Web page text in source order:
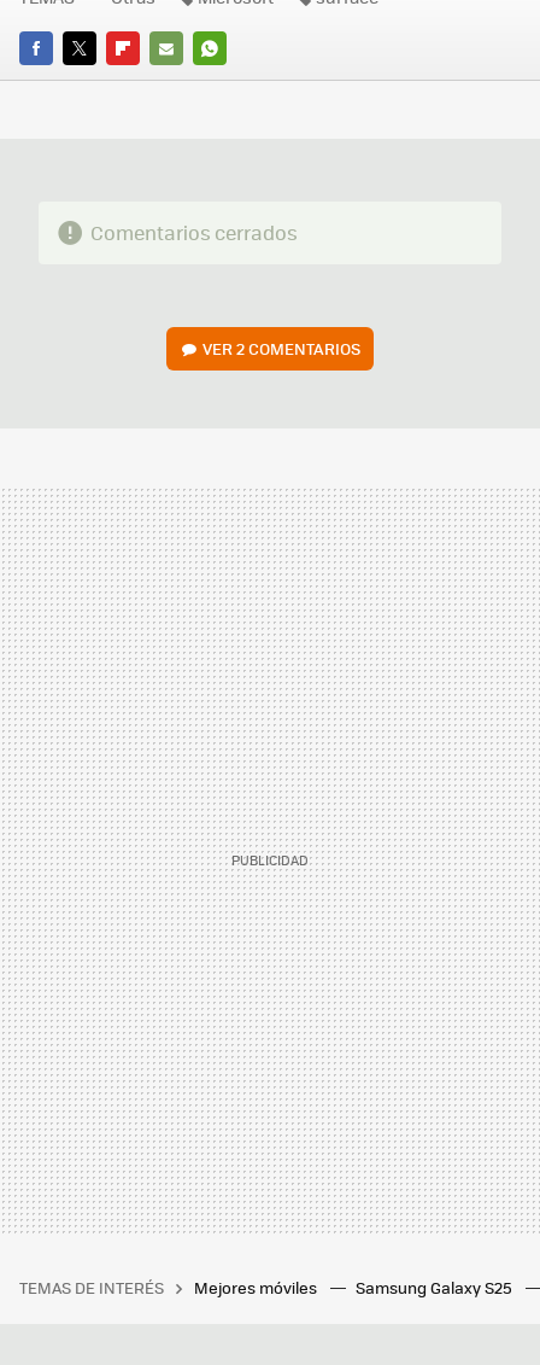
FACEBOOK
TWITTERFLIPBOARD
E-
WHATSAPP
Comentarios cerrados
VER2 COMENTARIOS
TEMAS DE INTERÉS Mejores móviles Samsung Galaxy S25